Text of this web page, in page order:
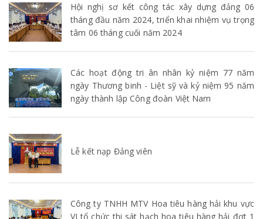
Hội nghị sơ kết công tác xây dựng đảng 06
tháng đầu năm 2024, triển khai nhiệm vụ trọng
tâm 06 tháng cuối năm 2024
Các hoạt động tri ân nhân kỷ niệm 77 năm
ngày Thương binh - Liệt sỹ và kỷ niệm 95 năm
ngày thành lập Công đoàn Việt Nam
Lễ kết nạp Đảng viên
Công ty TNHH MTV Hoa tiêu hàng hải khu vực
VI tổ chức thi sát hạch hoa tiêu hàng hải đợt 1